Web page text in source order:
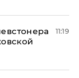
11:19